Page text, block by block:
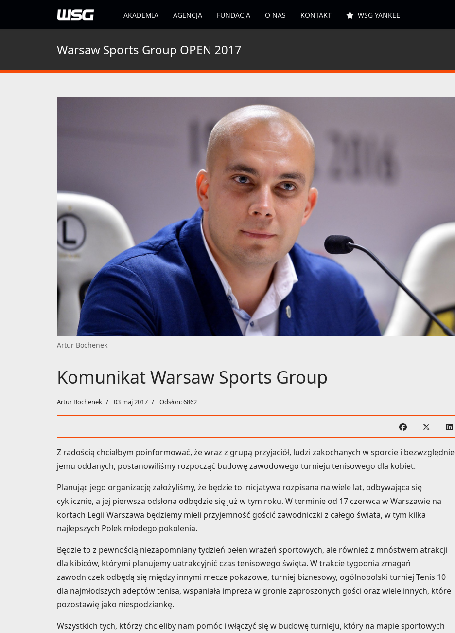
AKADEMIA AGENCJA FUNDACJA O NAS KONTAKT WSG YANKEE
Warsaw Sports Group OPEN 2017
Artur Bochenek
Komunikat Warsaw Sports Group
Artur Bochenek 03 maj 2017 Odsłon: 6862
Z radością chciałbym poinformować, że wraz z grupą przyjaciół, ludzi zakochanych w sporcie i bezwzględnie
jemu oddanych, postanowiliśmy rozpocząć budowę zawodowego turnieju tenisowego dla kobiet.
Planując jego organizację założyliśmy, że będzie to inicjatywa rozpisana na wiele lat, odbywająca się
cyklicznie, a jej pierwsza odsłona odbędzie się już w tym roku. W terminie od 17 czerwca w Warszawie na
kortach Legii Warszawa będziemy mieli przyjemność gościć zawodniczki z całego świata, w tym kilka
najlepszych Polek młodego pokolenia.
Będzie to z pewnością niezapomniany tydzień pełen wrażeń sportowych, ale również z mnóstwem atrakcji
dla kibiców, którymi planujemy uatrakcyjnić czas tenisowego święta. W trakcie tygodnia zmagań
zawodniczek odbędą się między innymi mecze pokazowe, turniej biznesowy, ogólnopolski turniej Tenis 10
dla najmłodszych adeptów tenisa, wspaniała impreza w gronie zaproszonych gości oraz wiele innych, które
pozostawię jako niespodziankę.
Wszystkich tych, którzy chcieliby nam pomóc i włączyć się w budowę turnieju, który na mapie sportowych